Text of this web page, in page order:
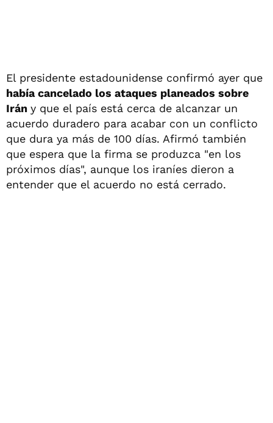
El presidente estadounidense confirmó ayer que
había cancelado los ataques planeados sobre
Irán y que el país está cerca de alcanzar un
acuerdo duradero para acabar con un conflicto
que dura ya más de 100 días. Afirmó también
que espera que la firma se produzca "en los
próximos días", aunque los iraníes dieron a
entender que el acuerdo no está cerrado.